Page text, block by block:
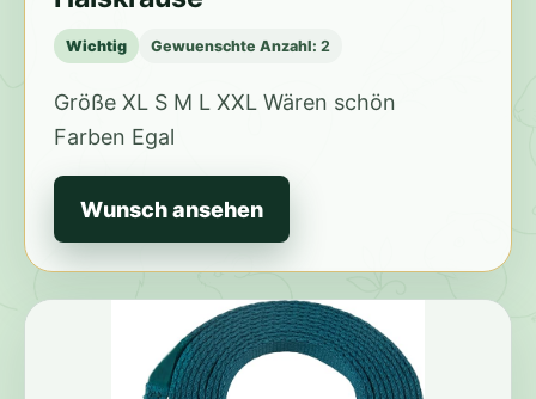
Wichtig Gewuenschte Anzahl: 2
Größe XL S M L XXL Wären schön
Farben Egal
Wunsch ansehen